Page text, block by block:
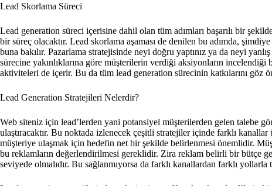
Lead Skorlama Süreci
Lead generation süreci içerisine dahil olan tüm adımları başarılı bir
bir süreç olacaktır. Lead skorlama aşaması de denilen bu adımda,
buna bakılır. Pazarlama stratejisinde neyi doğru yaptınız ya da neyi
sürecine yakınlıklarına göre müşterilerin verdiği aksiyonların
aktiviteleri de içerir. Bu da tüm lead generation sürecinin katkılarını göz
Lead Generation Stratejileri Nelerdir?
Web siteniz için lead’lerden yani potansiyel müşterilerden gelen talebe
ulaştıracaktır. Bu noktada izlenecek çeşitli stratejiler içinde farklı
müşteriye ulaşmak için hedefin net bir şekilde belirlenmesi önemlidir.
bu reklamların değerlendirilmesi gereklidir. Zira reklam belirli bir bütçe
seviyede olmalıdır. Bu sağlanmıyorsa da farklı kanallardan farklı